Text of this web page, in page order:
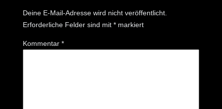
Deine E-Mail-Adresse wird nicht veröffentlicht.
Erforderliche Felder sind mit * markiert
Kommentar *